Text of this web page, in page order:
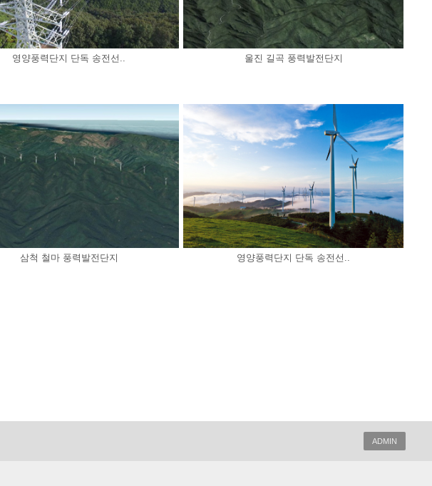
영양풍력단지 단독 송전선.. 울진 길곡 풍력발전단지
삼척 철마 풍력발전단지 영양풍력단지 단독 송전선..
ADMIN